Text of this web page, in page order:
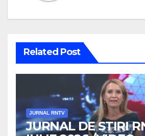
Related Post
JURNAL RNTV
JURNAL DE STIRI